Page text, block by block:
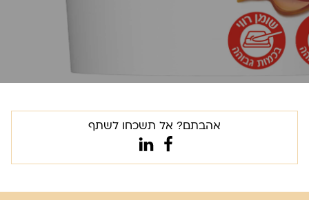
אהבתם? אל תשכחו לשתף